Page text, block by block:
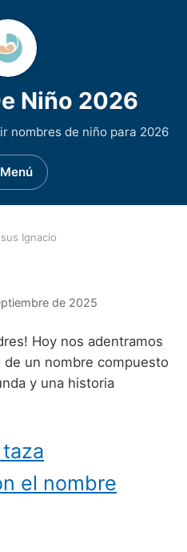
Niño 2026
nombres de niño para 2026
Menú
empiezan por B
empiezan por D
empiezan por E
empiezan por F
empiezan por G
empiezan por H
que empiezan por I
Asturianos
Niño Baleares
Niño Canarios
Cantabros
Castellanos
Catalanes
Niño Celtas
Niño Egipcios
Mitologicos
Romanos
Vikingos
Alemanes
Americanos
Niño Chinos
Franceses
Ignacio
de 2025
Hoy nos adentramos
un nombre compuesto
y una historia
el nombre